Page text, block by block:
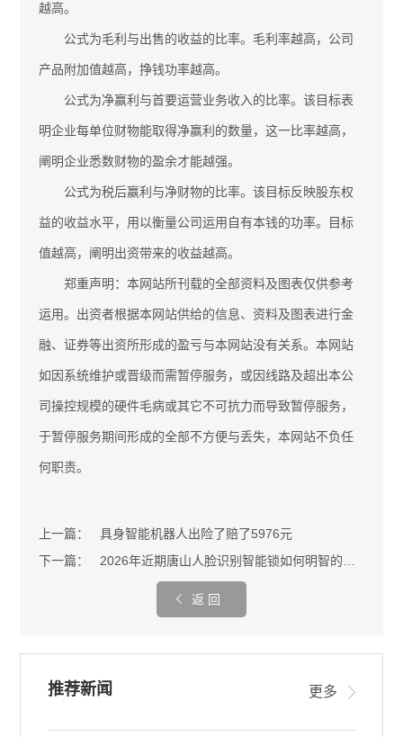
越高。
公式为毛利与出售的收益的比率。毛利率越高，公司
产品附加值越高，挣钱功率越高。
公式为净赢利与首要运营业务收入的比率。该目标表
明企业每单位财物能取得净赢利的数量，这一比率越高，
阐明企业悉数财物的盈余才能越强。
公式为税后赢利与净财物的比率。该目标反映股东权
益的收益水平，用以衡量公司运用自有本钱的功率。目标
值越高，阐明出资带来的收益越高。
郑重声明：本网站所刊载的全部资料及图表仅供参考
运用。出资者根据本网站供给的信息、资料及图表进行金
融、证券等出资所形成的盈亏与本网站没有关系。本网站
如因系统维护或晋级而需暂停服务，或因线路及超出本公
司操控规模的硬件毛病或其它不可抗力而导致暂停服务，
于暂停服务期间形成的全部不方便与丢失，本网站不负任
何职责。
上一篇：
具身智能机器人出险了赔了5976元
下一篇：
返 回
推荐新闻 更多